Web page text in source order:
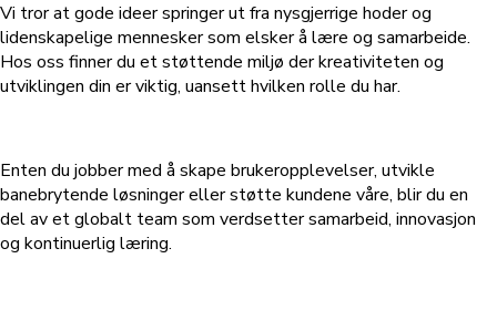
Vi tror at gode ideer springer ut fra nysgjerrige hoder og
lidenskapelige mennesker som elsker å lære og samarbeide.
Hos oss finner du et støttende miljø der kreativiteten og
utviklingen din er viktig, uansett hvilken rolle du har.
Enten du jobber med å skape brukeropplevelser, utvikle
banebrytende løsninger eller støtte kundene våre, blir du en
del av et globalt team som verdsetter samarbeid, innovasjon
og kontinuerlig læring.